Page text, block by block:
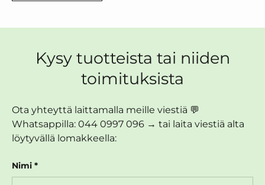
Kysy tuotteista tai niiden
toimituksista
Ota yhteyttä laittamalla meille viestiä 💬
Whatsappilla: 044 0997 096 → tai laita viestiä alta
löytyvällä lomakkeella:
Nimi